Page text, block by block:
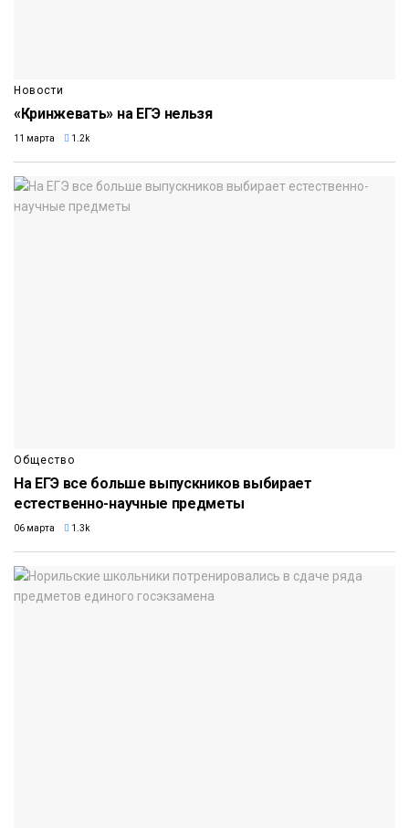
Новости
«Кринжевать» на ЕГЭ нельзя
11 марта 1.2k
Общество
На ЕГЭ все больше выпускников выбирает
естественно-научные предметы
06 марта 1.3k